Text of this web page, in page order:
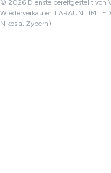
© 2026 Dienste bereitgestellt von
Wiederverkäufer: LARAUN
Nikosia, Zypern)